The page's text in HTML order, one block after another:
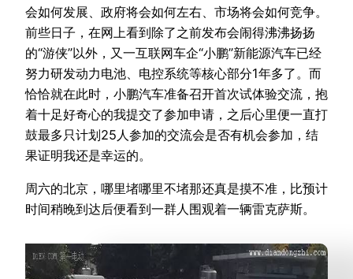
会如何发展、政府将会如何左右、市场将会如何竞争。
前些日子，在网上看到除了之前发布会闹得沸沸扬扬
的“游侠”以外，又一互联网车企“小鹏”新能源汽车已经
努力研发动力电池、电控系统等核心部分1年多了。而
恰恰就在此时，小鹏汽车准备召开首次试体验交流，抱
着十足好奇心的我提交了参加申请，之后心里便一直打
鼓最多只计划25人参加的交流会是否有机会参加，结
果证明我还是幸运的。
周六的北京，哪里堵哪里不堵那还真是摸不准，比预计
时间稍晚到达后便看到一群人围观着一辆雷克萨斯。